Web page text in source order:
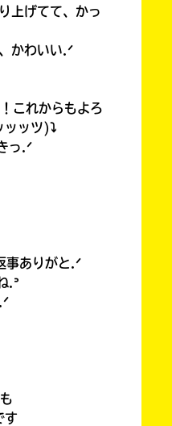
上げてて、かっ
かわいい.ᐟ
これからもよろ
ッッツ)⤵︎
っ.ᐟ
事ありがと.ᐟ
.ᐣ
す